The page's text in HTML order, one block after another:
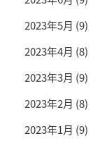
2023年5月 (9)
2023年4月 (8)
2023年3月 (9)
2023年2月 (8)
2023年1月 (9)